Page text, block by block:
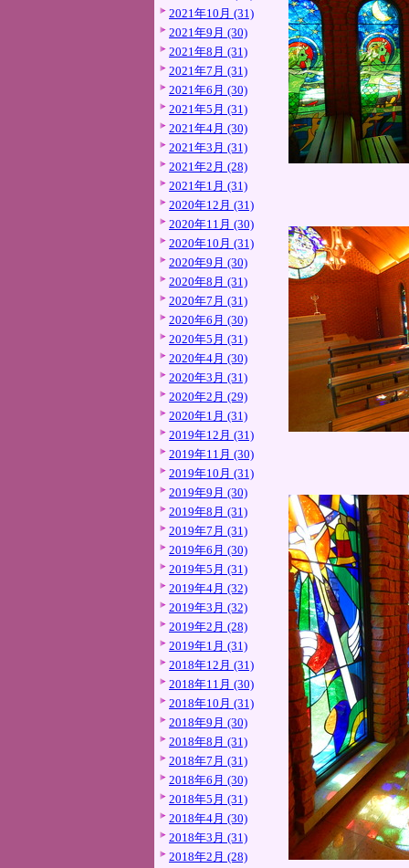
2021年10月 (31)
2021年9月 (30)
2021年8月 (31)
2021年7月 (31)
2021年6月 (30)
2021年5月 (31)
2021年4月 (30)
2021年3月 (31)
2021年2月 (28)
2021年1月 (31)
2020年12月 (31)
2020年11月 (30)
2020年10月 (31)
2020年9月 (30)
2020年8月 (31)
2020年7月 (31)
2020年6月 (30)
2020年5月 (31)
2020年4月 (30)
2020年3月 (31)
2020年2月 (29)
2020年1月 (31)
2019年12月 (31)
2019年11月 (30)
2019年10月 (31)
2019年9月 (30)
2019年8月 (31)
2019年7月 (31)
2019年6月 (30)
2019年5月 (31)
2019年4月 (32)
2019年3月 (32)
2019年2月 (28)
2019年1月 (31)
2018年12月 (31)
2018年11月 (30)
2018年10月 (31)
2018年9月 (30)
2018年8月 (31)
2018年7月 (31)
2018年6月 (30)
2018年5月 (31)
2018年4月 (30)
2018年3月 (31)
2018年2月 (28)